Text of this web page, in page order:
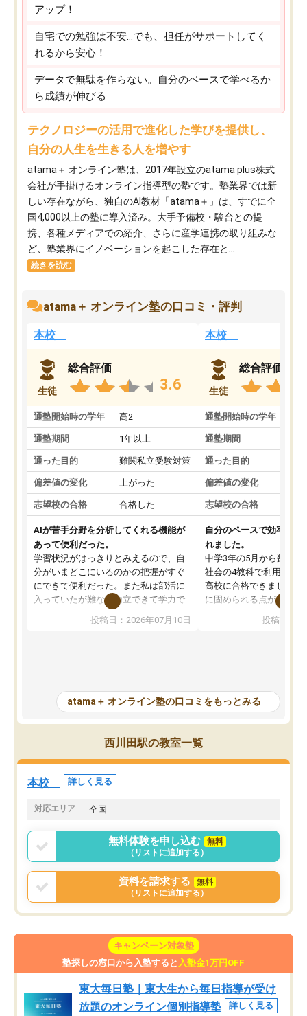
アップ！
自宅での勉強は不安…でも、担任がサポートしてく
れるから安心！
データで無駄を作らない。自分のペースで学べるか
ら成績が伸びる
テクノロジーの活用で進化した学びを提供し、
自分の人生を生きる人を増やす
atama＋ オンライン塾は、2017年設立のatama plus株式
会社が手掛けるオンライン指導型の塾です。塾業界では新
しい存在ながら、独自のAI教材「atama＋」は、すでに全
国4,000以上の塾に導入済み。大手予備校・駿台との提
携、各種メディアでの紹介、さらに産学連携の取り組みな
ど、塾業界にイノベーションを起こした存在と...
続きを読む
atama＋ オンライン塾の口コミ・評判
本校
生徒
総合評価
3.6
通塾開始時の学年 高2
通塾期間 1年以上
通った目的 難関私立受験対策
偏差値の変化 上がった
志望校の合格 合格した
AIが苦手分野を分析してくれる機能が
あって便利だった。
学習状況がはっきりとみえるので、自
分がいまどこにいるのかの把握がすぐ
にできて便利だった。また私は部活に
入っていたが難なく両立できて学力で
も部活でも結果を残すことができてよ
かった。また問題演習の際に、自分が
が、自分で自分の管理ができない人に
とっては難しい部分もあるのではない
かと思った。
投稿日：2026年07月10日
本校
生徒
総合評価
通塾開始時の学年
通塾期間
通った目的
偏差値の変化
志望校の合格
自分のペースで効率よく
れました。
中学3年の5月から数学・
社会の4教科で利用し、
高校に合格できました。
に固められる点が魅力で
項目のおかげで、手軽
元数が可視化されるので
しながら意欲的に取り組
常に効果を実感している
すめできる塾です。
投稿日：
atama＋ オンライン塾の口コミをもっとみる
西川田駅の教室一覧
本校 詳しく見る
対応エリア 全国
無料体験を申し込む
無料
（リストに追加する）
資料を請求する
無料
（リストに追加する）
キャンペーン対象塾
塾探しの窓口から入塾すると 入塾金1万円OFF
東大毎日塾｜東大生から毎日指導が受け
放題のオンライン個別指導塾
詳しく見る